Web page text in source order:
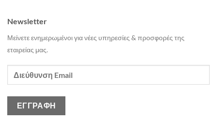
Newsletter
Μείνετε ενημερωμένοι για νέες υπηρεσίες & προσφορές της
εταιρείας μας.